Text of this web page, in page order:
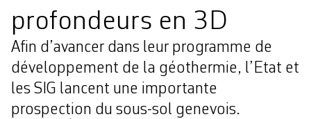
profondeurs en 3D
Afin d’avancer dans leur programme de
développement de la géothermie, l’Etat et
les SIG lancent une importante
prospection du sous-sol genevois.